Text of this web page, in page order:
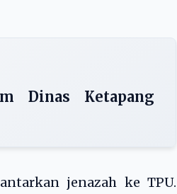
Dinas Ketapang
jenazah ke TPU.